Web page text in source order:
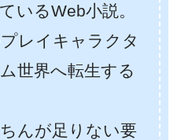
いるWeb小説。
レイキャラクタ
世界へ転生する
んが足りない要